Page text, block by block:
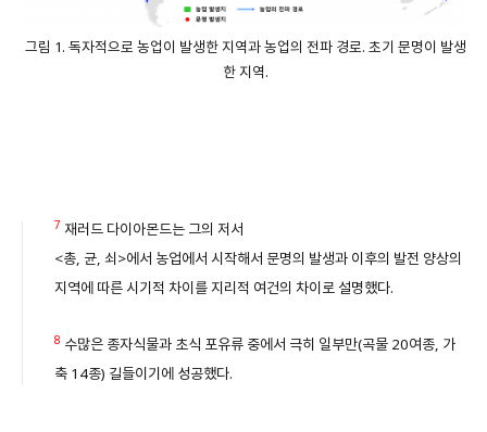
그림 1. 독자적으로 농업이 발생한 지역과 농업의 전파 경로. 초기 문명이 발생
한 지역.
7 재러드 다이아몬드는 그의 저서
<총, 균, 쇠>에서 농업에서 시작해서 문명의 발생과 이후의 발전 양상의
지역에 따른 시기적 차이를 지리적 여건의 차이로 설명했다.
8 수많은 종자식물과 초식 포유류 중에서 극히 일부만(곡물 20여종, 가
축 14종) 길들이기에 성공했다.